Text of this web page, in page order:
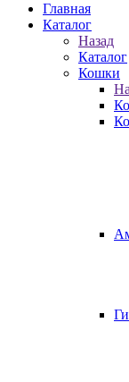
Главная
Каталог
Назад
Каталог
Кошки